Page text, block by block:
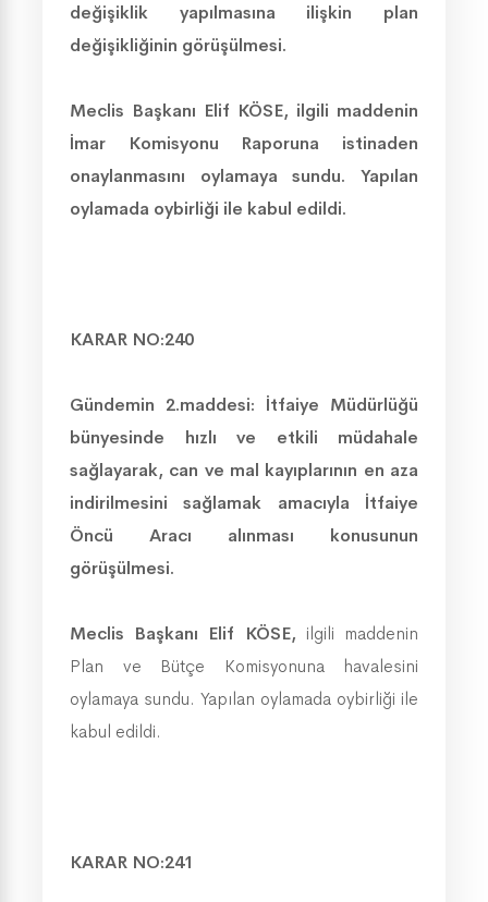
değişiklik yapılmasına ilişkin plan
değişikliğinin görüşülmesi.
Meclis Başkanı Elif KÖSE, ilgili maddenin
İmar Komisyonu Raporuna istinaden
onaylanmasını oylamaya sundu. Yapılan
oylamada oybirliği ile kabul edildi.
KARAR NO:240
Gündemin 2.maddesi: İtfaiye Müdürlüğü
bünyesinde hızlı ve etkili müdahale
sağlayarak, can ve mal kayıplarının en aza
indirilmesini sağlamak amacıyla İtfaiye
Öncü Aracı alınması konusunun
görüşülmesi.
Meclis Başkanı Elif KÖSE, ilgili maddenin
Plan ve Bütçe Komisyonuna havalesini
oylamaya sundu. Yapılan oylamada oybirliği ile
kabul edildi.
KARAR NO:241